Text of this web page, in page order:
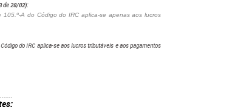
de 28/02):
A do Código do IRC aplica-se apenas aos lucros
do IRC aplica-se aos lucros tributáveis e aos pagamentos